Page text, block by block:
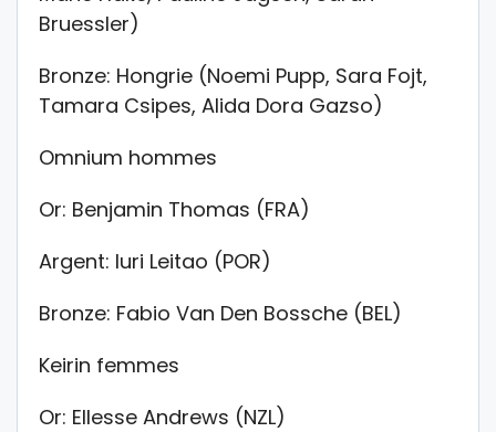
Bruessler)
Bronze: Hongrie (Noemi Pupp, Sara Fojt,
Tamara Csipes, Alida Dora Gazso)
Omnium hommes
Or: Benjamin Thomas (FRA)
Argent: Iuri Leitao (POR)
Bronze: Fabio Van Den Bossche (BEL)
Keirin femmes
Or: Ellesse Andrews (NZL)